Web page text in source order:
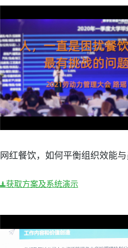
网红餐饮，如何平衡组织效能
获取方案及系统演示